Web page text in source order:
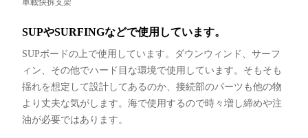
車載快拆支架
SUPやSURFINGなどで使用しています。
SUPボードの上で使用しています。ダウンウィンド、サーフ
ィン、その他でハード目な環境で使用しています。そもそも
揺れを想定して設計してあるのか、接続部のパーツも他の物
より丈夫な気がします。海で使用するので時々増し締めや注
油が必要ではあります。